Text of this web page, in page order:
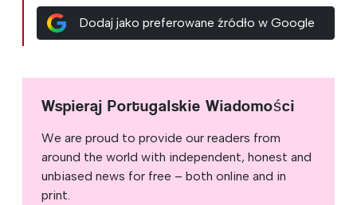
Dodaj jako preferowane źródło w Google
Wspieraj Portugalskie Wiadomości
We are proud to provide our readers from
around the world with independent, honest and
unbiased news for free – both online and in
print.